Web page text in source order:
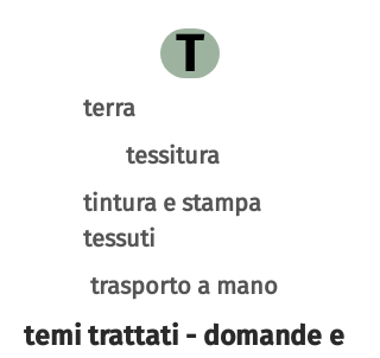
T
terra
tessitura
tintura e stampa
tessuti
trasporto a mano
temi trattati - domande e